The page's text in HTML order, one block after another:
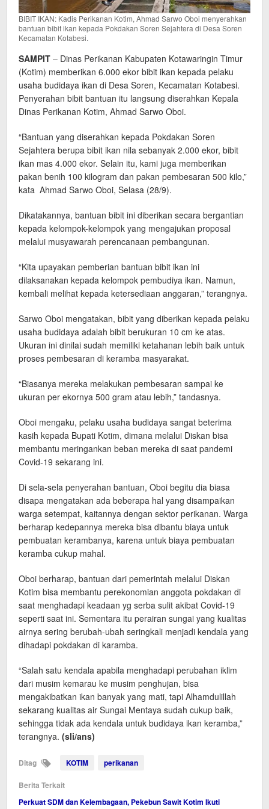
BIBIT IKAN: Kadis Perikanan Kotim, Ahmad Sarwo Oboi menyerahkan
bantuan bibit ikan kepada Pokdakan Soren Sejahtera di Desa Soren
Kecamatan Kotabesi.
SAMPIT – Dinas Perikanan Kabupaten Kotawaringin Timur
(Kotim) memberikan 6.000 ekor bibit ikan kepada pelaku
usaha budidaya ikan di Desa Soren, Kecamatan Kotabesi.
Penyerahan bibit bantuan itu langsung diserahkan Kepala
Dinas Perikanan Kotim, Ahmad Sarwo Oboi.
“Bantuan yang diserahkan kepada Pokdakan Soren
Sejahtera berupa bibit ikan nila sebanyak 2.000 ekor, bibit
ikan mas 4.000 ekor. Selain itu, kami juga memberikan
pakan benih 100 kilogram dan pakan pembesaran 500 kilo,”
kata Ahmad Sarwo Oboi, Selasa (28/9).
Dikatakannya, bantuan bibit ini diberikan secara bergantian
kepada kelompok-kelompok yang mengajukan proposal
melalui musyawarah perencanaan pembangunan.
“Kita upayakan pemberian bantuan bibit ikan ini
dilaksanakan kepada kelompok pembudiya ikan. Namun,
kembali melihat kepada ketersediaan anggaran,” terangnya.
Sarwo Oboi mengatakan, bibit yang diberikan kepada pelaku
usaha budidaya adalah bibit berukuran 10 cm ke atas.
Ukuran ini dinilai sudah memiliki ketahanan lebih baik untuk
proses pembesaran di keramba masyarakat.
“Biasanya mereka melakukan pembesaran sampai ke
ukuran per ekornya 500 gram atau lebih,” tandasnya.
Oboi mengaku, pelaku usaha budidaya sangat beterima
kasih kepada Bupati Kotim, dimana melalui Diskan bisa
membantu meringankan beban mereka di saat pandemi
Covid-19 sekarang ini.
Di sela-sela penyerahan bantuan, Oboi begitu dia biasa
disapa mengatakan ada beberapa hal yang disampaikan
warga setempat, kaitannya dengan sektor perikanan. Warga
berharap kedepannya mereka bisa dibantu biaya untuk
pembuatan kerambanya, karena untuk biaya pembuatan
keramba cukup mahal.
Oboi berharap, bantuan dari pemerintah melalui Diskan
Kotim bisa membantu perekonomian anggota pokdakan di
saat menghadapi keadaan yg serba sulit akibat Covid-19
seperti saat ini. Sementara itu perairan sungai yang kualitas
airnya sering berubah-ubah seringkali menjadi kendala yang
dihadapi pokdakan di karamba.
“Salah satu kendala apabila menghadapi perubahan iklim
dari musim kemarau ke musim penghujan, bisa
mengakibatkan ikan banyak yang mati, tapi Alhamdulillah
sekarang kualitas air Sungai Mentaya sudah cukup baik,
sehingga tidak ada kendala untuk budidaya ikan keramba,”
terangnya. (sli/ans)
Ditag KOTIM perikanan
Berita Terkait
Perkuat SDM dan Kelembagaan, Pekebun Sawit Kotim Ikuti